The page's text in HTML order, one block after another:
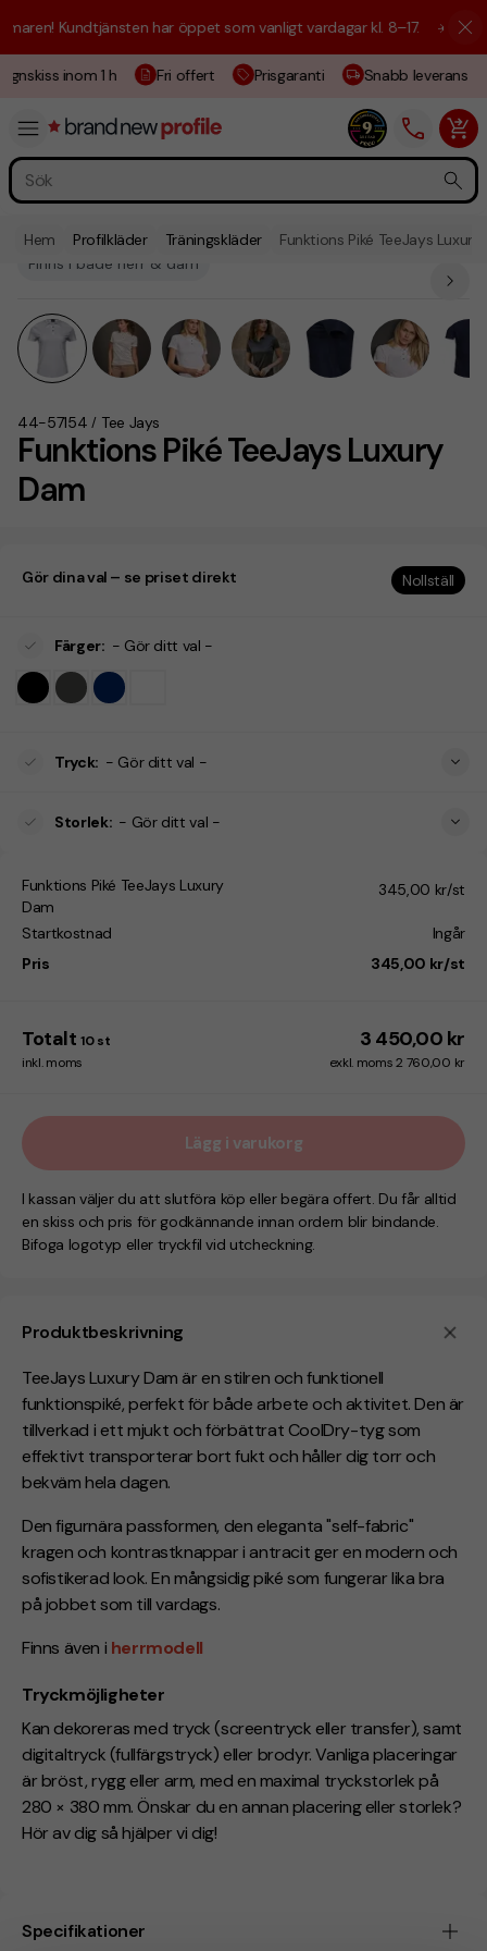
Kundtjänsten har öppet som vanligt vardagar kl. 8–17. ☀️ Vi är
inom 1 h Fri offert Prisgaranti Snabb leverans
Hem Profilkläder Träningskläder Funktions Piké TeeJays Luxury
Funktions Piké TeeJays Luxury
Dam
44-57154 / Tee Jays
Finns i både herr & dam
Produktbeskrivning
TeeJays Luxury Dam är en stilren och funktionell
funktionspiké, perfekt för både arbete och aktivitet. Den är
tillverkad i ett mjukt och förbättrat CoolDry-tyg som
effektivt transporterar bort fukt och håller dig torr och
bekväm hela dagen.
Den figurnära passformen, den eleganta "self-fabric"
kragen och kontrastknappar i antracit ger en modern och
sofistikerad look. En mångsidig piké som fungerar lika bra
på jobbet som till vardags.
Finns även i herrmodell
Tryckmöjligheter
Kan dekoreras med tryck (screentryck eller transfer), samt
digitaltryck (fullfärgstryck) eller brodyr. Vanliga placeringar
är bröst, rygg eller arm, med en maximal tryckstorlek på
280 × 380 mm. Önskar du en annan placering eller storlek?
Hör av dig så hjälper vi dig!
Specifikationer
Gör dina val – se priset direkt Nollställ
Färger: - Gör ditt val -
Tryck: - Gör ditt val -
Storlek: - Gör ditt val -
Funktions Piké TeeJays Luxury
Dam
345,00 kr/st
Startkostnad
Ingår
Pris
345,00 kr/st
Totalt 10 st 3 450,00 kr
inkl. moms exkl. moms 2 760,00 kr
Lägg i varukorg
I kassan väljer du att slutföra köp eller begära offert. Du får alltid
en skiss och pris för godkännande innan ordern blir bindande.
Bifoga logotyp eller tryckfil vid utcheckning.